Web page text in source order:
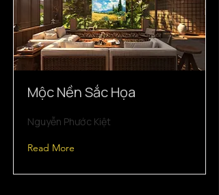
Mộc Nền Sắc Họa
Nguyễn Phước Kiệt
Read More